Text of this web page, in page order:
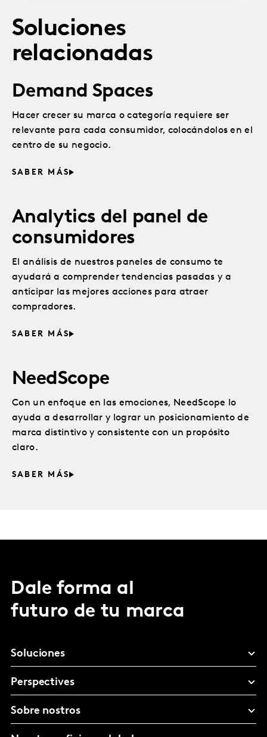
Soluciones
relacionadas
Demand Spaces
Hacer crecer su marca o categoría requiere ser
relevante para cada consumidor, colocándolos en el
centro de su negocio.
SABER MÁS
Analytics del panel de
consumidores
El análisis de nuestros paneles de consumo te
ayudará a comprender tendencias pasadas y a
anticipar las mejores acciones para atraer
compradores.
SABER MÁS
NeedScope
Con un enfoque en las emociones, NeedScope lo
ayuda a desarrollar y lograr un posicionamiento de
marca distintivo y consistente con un propósito
claro.
SABER MÁS
Dale forma al
futuro de tu marca
Soluciones
Perspectives
Sobre nostros